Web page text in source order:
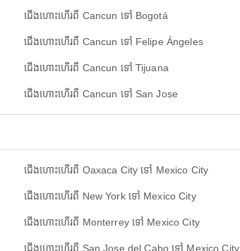
ជើងហោះហើរពី Cancun ទៅ Bogotá
ជើងហោះហើរពី Cancun ទៅ Felipe Ángeles
ជើងហោះហើរពី Cancun ទៅ Tijuana
ជើងហោះហើរពី Cancun ទៅ San Jose
ជើងហោះហើរពី Oaxaca City ទៅ Mexico City
ជើងហោះហើរពី New York ទៅ Mexico City
ជើងហោះហើរពី Monterrey ទៅ Mexico City
ជើងហោះហើរពី San Jose del Cabo ទៅ Mexico City